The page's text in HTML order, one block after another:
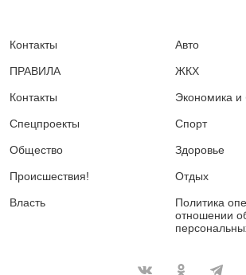
Контакты
ПРАВИЛА
Контакты
Спецпроекты
Общество
Происшествия!
Власть
Авто
ЖКХ
Экономика и
Спорт
Здоровье
Отдых
Политика
отношении